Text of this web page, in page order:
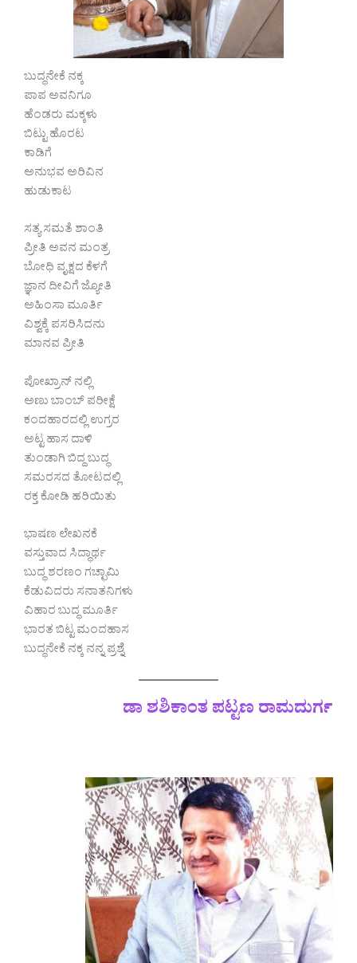
ಬುದ್ಧನೇಕೆ ನಕ್ಕ
ಪಾಪ ಅವನಿಗೂ
ಹೆಂಡರು ಮಕ್ಕಳು
ಬಿಟ್ಟು ಹೊರಟ
ಕಾಡಿಗೆ
ಅನುಭವ ಅರಿವಿನ
ಹುಡುಕಾಟ
ಸತ್ಯ ಸಮತೆ ಶಾಂತಿ
ಪ್ರೀತಿ ಅವನ ಮಂತ್ರ
ಬೋಧಿ ವೃಕ್ಷದ ಕೆಳಗೆ
ಜ್ಞಾನ ದೀವಿಗೆ ಜ್ಯೋತಿ
ಅಹಿಂಸಾ ಮೂರ್ತಿ
ವಿಶ್ವಕ್ಕೆ ಪಸರಿಸಿದನು
ಮಾನವ ಪ್ರೀತಿ
ಪೋಖ್ರಾನ್ ನಲ್ಲಿ
ಅಣು ಬಾಂಬ್ ಪರೀಕ್ಷೆ
ಕಂದಹಾರದಲ್ಲಿ ಉಗ್ರರ
ಅಟ್ಟ ಹಾಸ ದಾಳಿ
ತುಂಡಾಗಿ ಬಿದ್ದ ಬುದ್ಧ
ಸಮರಸದ ತೋಟದಲ್ಲಿ
ರಕ್ತ ಕೋಡಿ ಹರಿಯಿತು
ಭಾಷಣ ಲೇಖನಕೆ
ವಸ್ತುವಾದ ಸಿದ್ಧಾರ್ಥ
ಬುದ್ಧ ಶರಣಂ ಗಚ್ಛಾಮಿ
ಕೆಡುವಿದರು ಸನಾತನಿಗಳು
ವಿಹಾರ ಬುದ್ಧ ಮೂರ್ತಿ
ಭಾರತ ಬಿಟ್ಟ ಮಂದಹಾಸ
ಬುದ್ಧನೇಕೆ ನಕ್ಕ ನನ್ನ ಪ್ರಶ್ನೆ
ಡಾ ಶಶಿಕಾಂತ ಪಟ್ಟಣ ರಾಮದುರ್ಗ